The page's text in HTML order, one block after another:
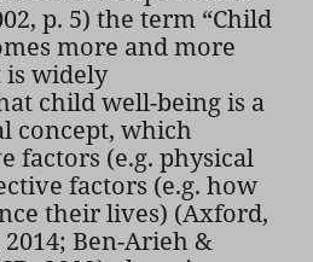
p. 5) the term “Child
more and more
widely
child well-being is a
concept, which
factors (e.g. physical
factors (e.g. how
their lives) (Axford,
Ben-Arieh &